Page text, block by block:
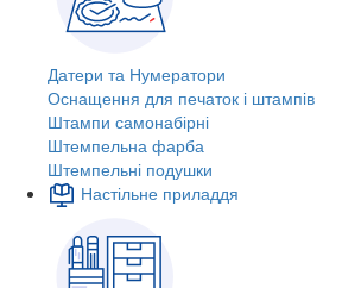
Датери та Нумератори
Оснащення для печаток і штампів
Штампи самонабірні
Штемпельна фарба
Штемпельні подушки
Настільне приладдя